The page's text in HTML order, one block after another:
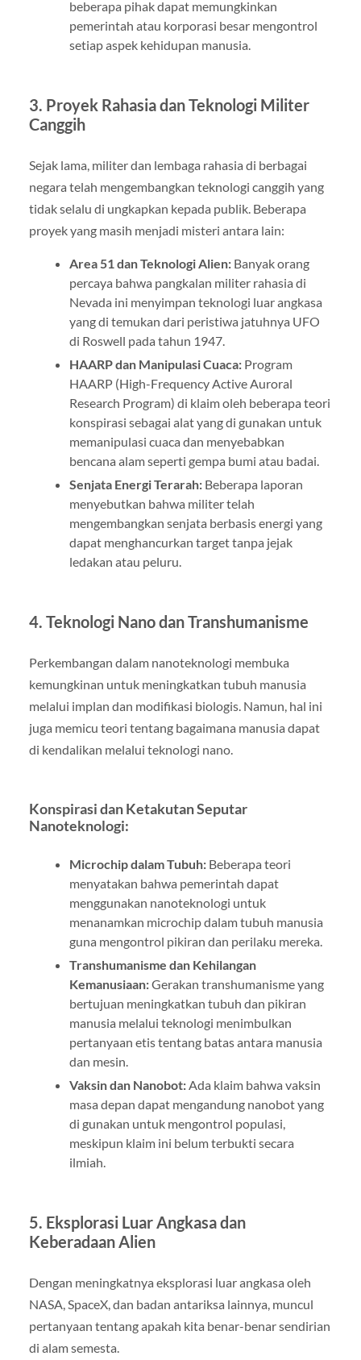
beberapa pihak dapat memungkinkan
pemerintah atau korporasi besar mengontrol
setiap aspek kehidupan manusia.
3. Proyek Rahasia dan Teknologi Militer
Canggih
Sejak lama, militer dan lembaga rahasia di berbagai
negara telah mengembangkan teknologi canggih yang
tidak selalu di ungkapkan kepada publik. Beberapa
proyek yang masih menjadi misteri antara lain:
Area 51 dan Teknologi Alien:Banyak orang
percaya bahwa pangkalan militer rahasia di
Nevada ini menyimpan teknologi luar angkasa
yang di temukan dari peristiwa jatuhnya UFO
di Roswell pada tahun 1947.
HAARP dan Manipulasi Cuaca:Program
HAARP (High-Frequency Active Auroral
Research Program) di klaim oleh beberapa teori
konspirasi sebagai alat yang di gunakan untuk
memanipulasi cuaca dan menyebabkan
bencana alam seperti gempa bumi atau badai.
Senjata Energi Terarah:Beberapa laporan
menyebutkan bahwa militer telah
mengembangkan senjata berbasis energi yang
dapat menghancurkan target tanpa jejak
ledakan atau peluru.
4. Teknologi Nano dan Transhumanisme
Perkembangan dalam nanoteknologi membuka
kemungkinan untuk meningkatkan tubuh manusia
melalui implan dan modifikasi biologis. Namun, hal ini
juga memicu teori tentang bagaimana manusia dapat
di kendalikan melalui teknologi nano.
Konspirasi dan Ketakutan Seputar
Nanoteknologi:
Microchip dalam Tubuh:Beberapa teori
menyatakan bahwa pemerintah dapat
menggunakan nanoteknologi untuk
menanamkan microchip dalam tubuh manusia
guna mengontrol pikiran dan perilaku mereka.
Transhumanisme dan Kehilangan
Kemanusiaan:Gerakan transhumanisme yang
bertujuan meningkatkan tubuh dan pikiran
manusia melalui teknologi menimbulkan
pertanyaan etis tentang batas antara manusia
dan mesin.
Vaksin dan Nanobot:Ada klaim bahwa vaksin
masa depan dapat mengandung nanobot yang
di gunakan untuk mengontrol populasi,
meskipun klaim ini belum terbukti secara
ilmiah.
5. Eksplorasi Luar Angkasa dan
Keberadaan Alien
Dengan meningkatnya eksplorasi luar angkasa oleh
NASA, SpaceX, dan badan antariksa lainnya, muncul
pertanyaan tentang apakah kita benar-benar sendirian
di alam semesta.